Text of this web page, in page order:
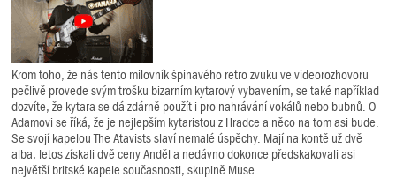
Krom toho, že nás tento milovník špinavého retro zvuku ve videorozhovoru
pečlivě provede svým trošku bizarním kytarový vybavením, se také například
dozvíte, že kytara se dá zdárně použít i pro nahrávání vokálů nebo bubnů. O
Adamovi se říká, že je nejlepším kytaristou z Hradce a něco na tom asi bude.
Se svojí kapelou The Atavists slaví nemalé úspěchy. Mají na kontě už dvě
alba, letos získali dvě ceny Anděl a nedávno dokonce předskakovali asi
největší britské kapele současnosti, skupině Muse....